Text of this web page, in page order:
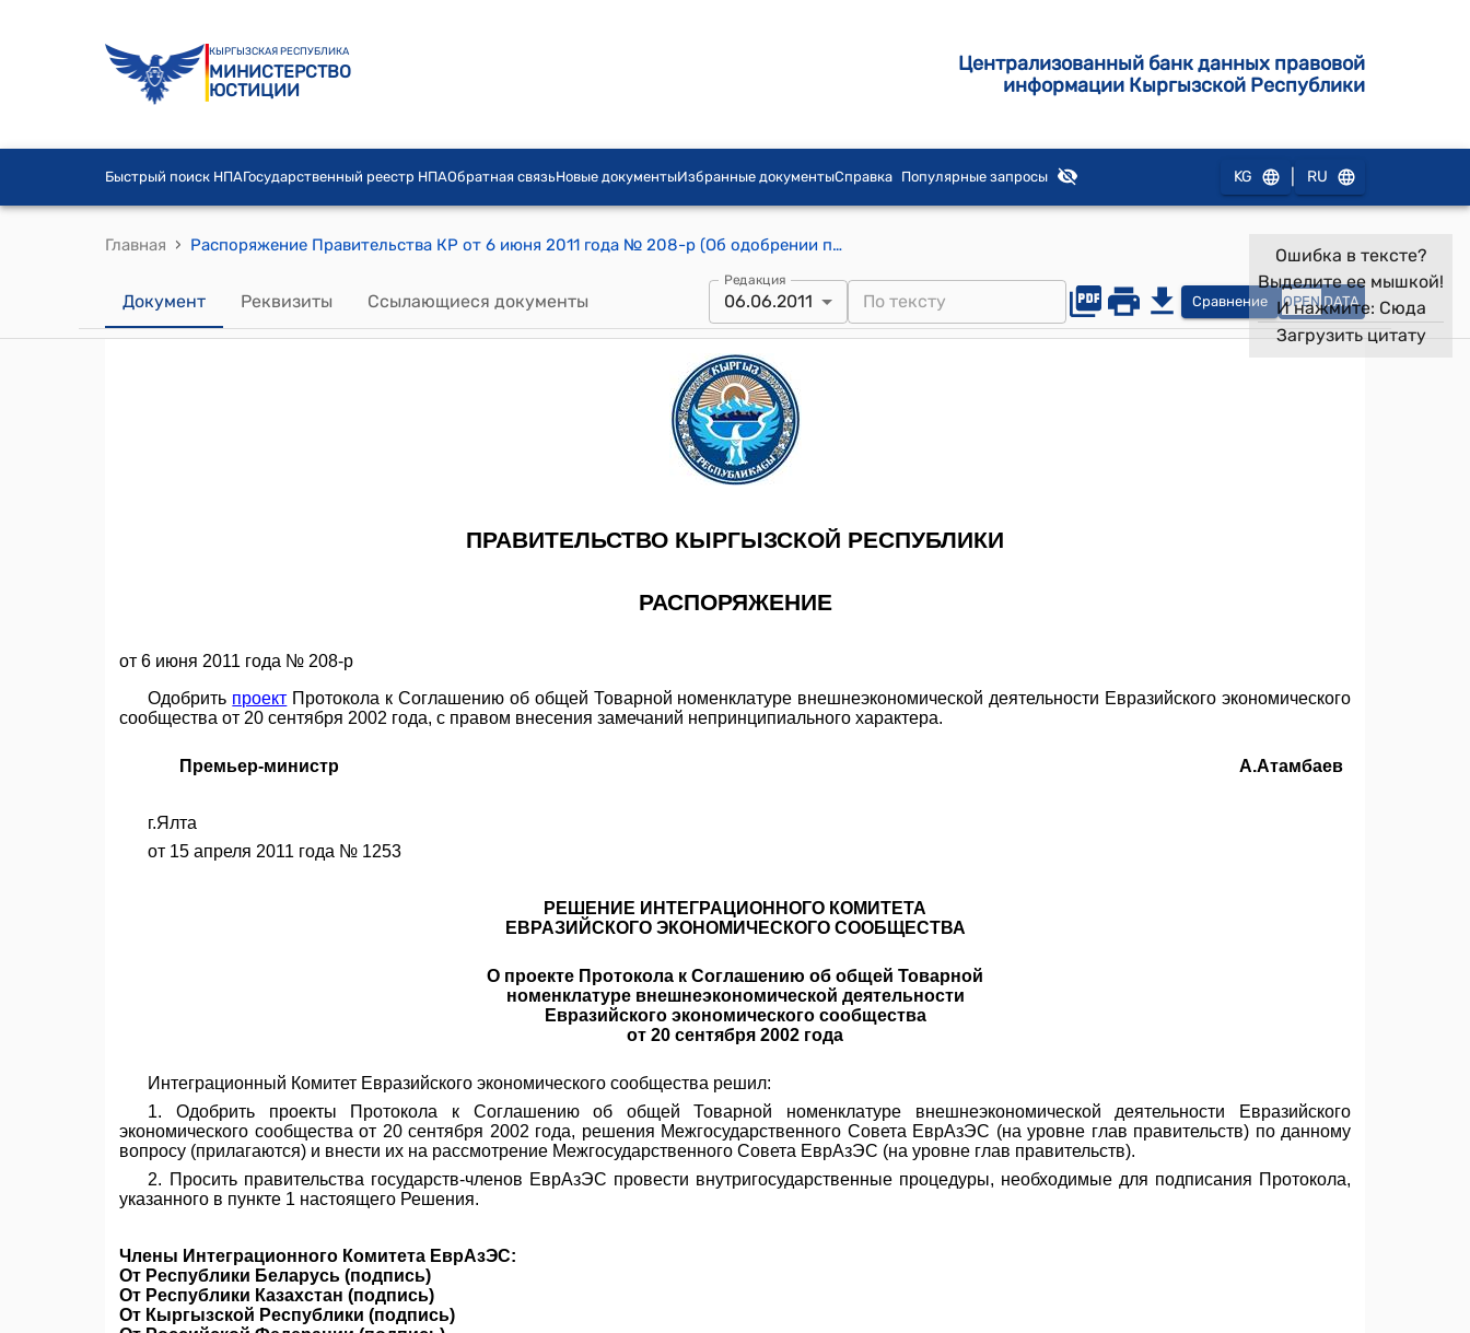
КЫРГЫЗСКАЯ РЕСПУБЛИКА
МИНИСТЕРСТВО
ЮСТИЦИИ
Централизованный банк данных правовой
информации Кыргызской Республики
Быстрый поиск НПАГосударственный реестр НПАОбратная связьНовые документыИзбранные документыСправка Популярные запросы KG RU
Главная › Распоряжение Правительства КР от 6 июня 2011 года № 208-р (Об одобрении проекта Протокола к Соглашению об общей Товарной номенклатуре внешнеэкономической деятельности Евразийского экономического сообщества от 20 сентября 2002 года)
Документ Реквизиты Ссылающиеся документы
Редакция
06.06.2011 Сравнение OPEN DATA
Ошибка в тексте?
Выделите ее мышкой!
И нажмите: Сюда
Загрузить цитату